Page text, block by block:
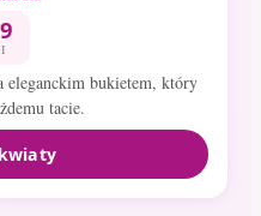
eleganckim bukietem, który
tacie.